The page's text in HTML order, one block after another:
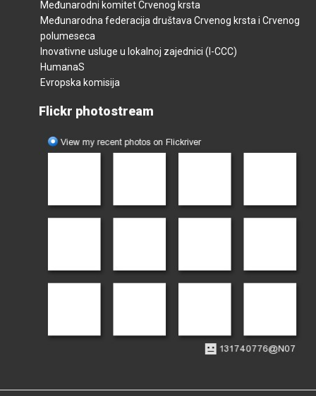
Međunarodni komitet Crvenog krsta
Međunarodna federacija društava Crvenog krsta i Crvenog
polumeseca
Inovativne usluge u lokalnoj zajednici (I-CCC)
HumanaS
Evropska komisija
Flickr photostream